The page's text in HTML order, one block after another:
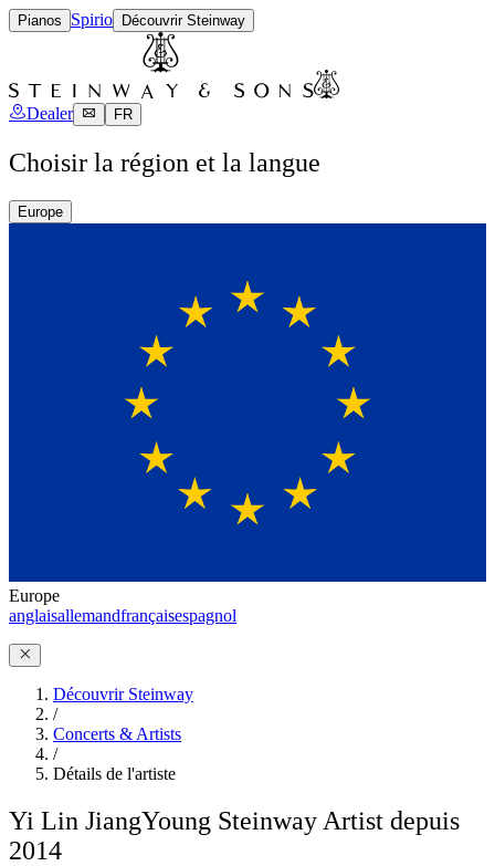
Pianos Spirio Découvrir Steinway
Dealer FR
Choisir la région et la langue
Europe
Europe
anglaisallemandfrançaisespagnol
Découvrir Steinway
/
Concerts & Artists
/
Détails de l'artiste
Yi Lin JiangYoung Steinway Artist depuis
2014